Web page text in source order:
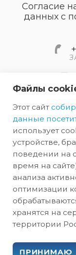
Согласие
данных с
2026 ©
информация,
Файлы
Этот сайт
данные
использует
устройстве,
поведении на
время на
анализа
оптимизации
хранятся на
территории
ПРИНИМАЮ